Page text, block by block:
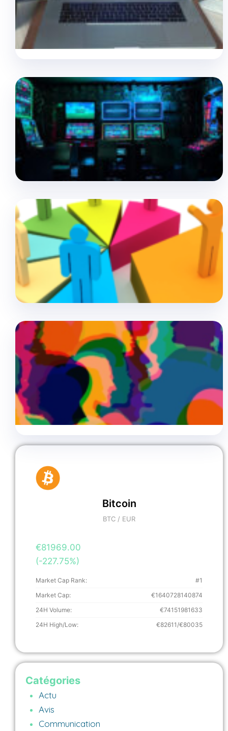
Bitcoin
BTC / EUR
€81969.00
(-227.75%)
Market Cap Rank:
#1
Market Cap:
€1640728140874
24H Volume:
€74151981633
24H High/Low:
€82611/€80035
Catégories
Actu
Avis
Communication